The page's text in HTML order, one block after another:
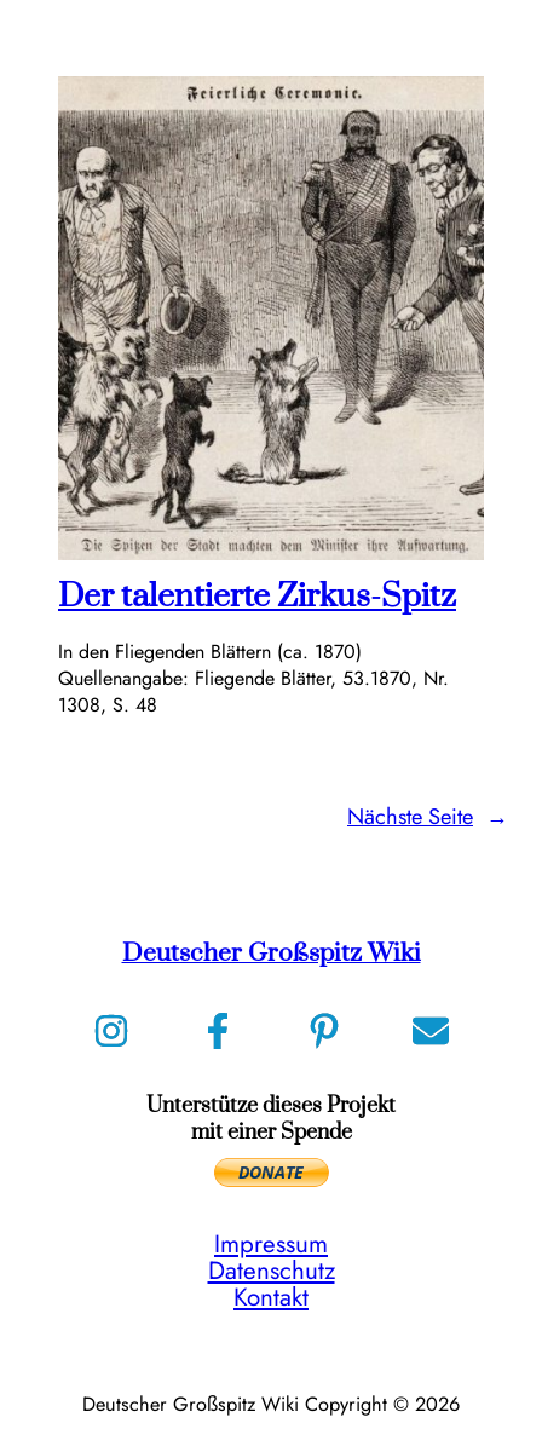
Der talentierte Zirkus-Spitz
In den Fliegenden Blättern (ca. 1870)
Quellenangabe: Fliegende Blätter, 53.1870, Nr.
1308, S. 48
Nächste Seite →
Deutscher Großspitz Wiki
Unterstütze dieses Projekt
mit einer Spende
Impressum
Datenschutz
Kontakt
Deutscher Großspitz Wiki Copyright © 2026